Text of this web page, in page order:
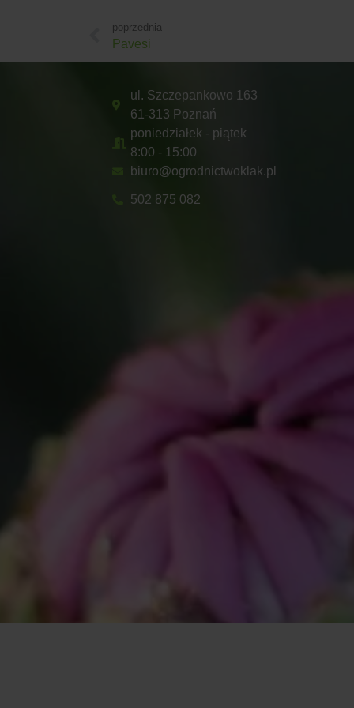
poprzednia
Pavesi
ul. Szczepankowo 163
61-313 Poznań
poniedziałek - piątek
8:00 - 15:00
biuro@ogrodnictwoklak.pl
502 875 082